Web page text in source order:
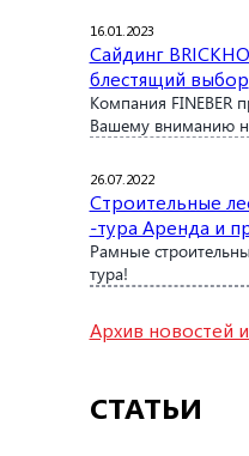
16.01.2023
Сайдинг
блестящий выбор
Компания FINEBER
Вашему вниманию
26.07.2022
Строительные
-тура Аренда и
Рамные
тура!
Архив новостей
СТАТЬИ